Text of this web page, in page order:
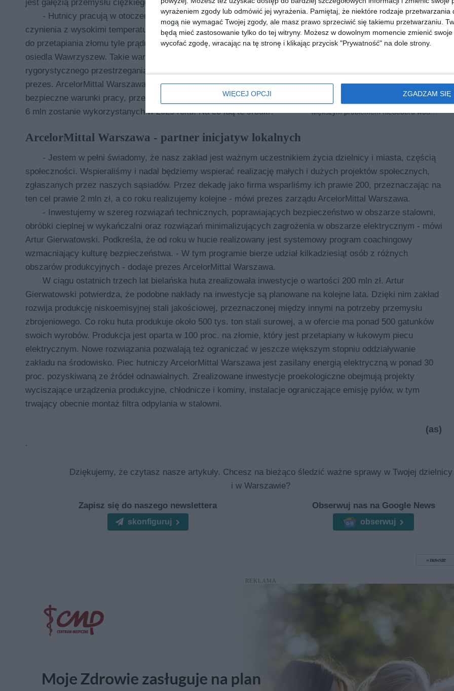
wyrażeniem zgody lub odmówić jej wyrażenia.
Pamiętaj, że niektóre rodzaje przetwarzania
mogą nie wymagać Twojej zgody, ale masz prawo sprzeciwić się takiemu przetwarzaniu.
będą mieć zastosowanie tylko do tej witryny. Możesz w dowolnym momencie zmienić
wycofać zgodę, wracając na tę stronę i klikając przycisk "Prywatność" na dole strony.
WIĘCEJ OPCJI ZGADZAM SIĘ
wody prawie nie ma
charakterystycznych cieków wodnych
północnej Warszawy, zmaga się z coraz
większym problemem niedoboru wody.
jest gałęzią przemysłu ciężkiego.
- Hutnicy pracują w otoczeniu ogromnych urządzeń, mamy do
czynienia z wysokimi temperaturami, a nasz piec elektryczny zużywa
do przetapiania złomu tyle prądu, ile wykorzystuje jedna trzecia całego
osiedla Wawrzyszew. Takie warunki wymagają niezwykle
rygorystycznego przestrzegania zasad bezpieczeństwa - dodaje nowy
prezes. ArcelorMittal Warszawa inwestuje znaczne kwoty w
bezpieczne warunki pracy, przeznaczając na ten cel 11 mln zł, z czego
6 mln zostanie wykorzystanych w 2025 roku. Na co idą te środki?
ArcelorMittal Warszawa - partner inicjatyw lokalnych
- Jestem w pełni świadomy, że nasz zakład jest ważnym uczestnikiem życia dzielnicy i miasta, częścią
społeczności. Wspieraliśmy i nadal będziemy wspierać realizację małych i dużych projektów społecznych,
zgłaszanych przez naszych sąsiadów. Przez dekadę jako firma wsparliśmy ich prawie 200, przeznaczając na
ten cel prawie 2 mln zł, a co roku realizujemy kolejne - mówi prezes zarządu ArcelorMittal Warszawa.
- Inwestujemy w szereg rozwiązań technicznych, poprawiających bezpieczeństwo w obszarze stalowni,
obróbki cieplnej w wykańczalni oraz rozwiązań minimalizujących zagrożenia w obszarze elektrycznym - mówi
Artur Gierwatowski. Podkreśla, że od roku w hucie realizowany jest systemowy program coachingowy
wzmacniający kulturę bezpieczeństwa. - W tym programie bierze udział kilkadziesiąt osób z różnych
obszarów produkcyjnych - dodaje prezes ArcelorMittal Warszawa.
W ciągu ostatnich trzech lat bielańska huta zrealizowała inwestycje o wartości 200 mln zł. Artur
Gierwatowski potwierdza, że podobne nakłady na inwestycje są planowane na kolejne lata. Dzięki nim zakład
rozwija produkcję niskoemisyjnej stali jakościowej, przeznaczonej między innymi na potrzeby przemysłu
zbrojeniowego. Co roku huta produkuje około 500 tys. ton stali surowej, a w ofercie ma ponad 500 gatunków
swoich wyrobów. Produkcja jest oparta w 100 proc. na złomie, który jest przetapiany w łukowym piecu
elektrycznym. Nowe rozwiązania pozwalają też ograniczać w jeszcze większym stopniu oddziaływanie
zakładu na środowisko. Piec hutniczy ArcelorMittal Warszawa jest zasilany energią elektryczną w ponad 30
proc. pozyskiwaną ze źródeł odnawialnych. Zrealizowane inwestycje proekologiczne obejmują projekty
wyciszające urządzenia produkcyjne, chłodnicze i kominy, instalacje ograniczające emisję pyłów, w tym
trwający obecnie montaż filtra odpylania w stalowni.
(as)
.
Dziękujemy, że czytasz nasze artykuły. Chcesz na bieżąco śledzić ważne sprawy w Twojej dzielnicy
i w Warszawie?
Zapisz się do naszego newslettera
skonfiguruj
Obserwuj nas na Google News
obserwuj
nowsze
REKLAMA